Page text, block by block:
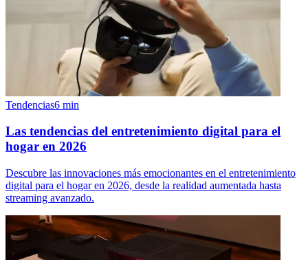
Tendencias6 min
Las tendencias del entretenimiento digital para el
hogar en 2026
Descubre las innovaciones más emocionantes en el entretenimiento
digital para el hogar en 2026, desde la realidad aumentada hasta
streaming avanzado.